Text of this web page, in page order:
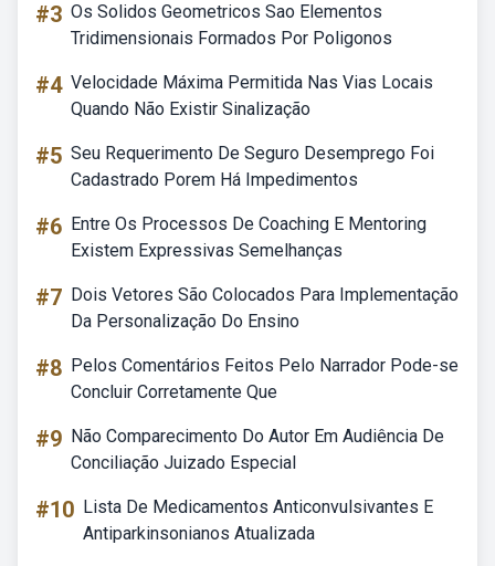
#3 Os Solidos Geometricos Sao Elementos
Tridimensionais Formados Por Poligonos
#4 Velocidade Máxima Permitida Nas Vias Locais
Quando Não Existir Sinalização
#5 Seu Requerimento De Seguro Desemprego Foi
Cadastrado Porem Há Impedimentos
#6 Entre Os Processos De Coaching E Mentoring
Existem Expressivas Semelhanças
#7 Dois Vetores São Colocados Para Implementação
Da Personalização Do Ensino
#8 Pelos Comentários Feitos Pelo Narrador Pode-se
Concluir Corretamente Que
#9 Não Comparecimento Do Autor Em Audiência De
Conciliação Juizado Especial
#10 Lista De Medicamentos Anticonvulsivantes E
Antiparkinsonianos Atualizada